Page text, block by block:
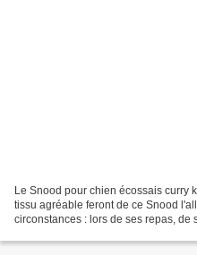
Le Snood pour chien écossais curry
tissu agréable feront de ce Snood
circonstances : lors de ses repas,